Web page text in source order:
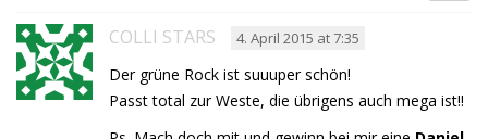
COLLI STARS 4. April 2015 at 7:35
Der grüne Rock ist suuuper schön!
Passt total zur Weste, die übrigens auch mega ist!!